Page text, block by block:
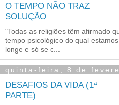
O TEMPO NÃO TRAZ
SOLUÇÃO
"Todas as religiões têm afirmado
tempo psicológico do qual
longe e só se c...
quinta-feira, 8 de
DESAFIOS DA VIDA (1ª
PARTE)